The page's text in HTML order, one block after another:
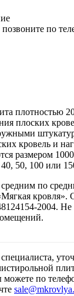
по
плотностью
плоских
кровель и
размером
50, 100 или
по
кровля».
2004. Не
можете по